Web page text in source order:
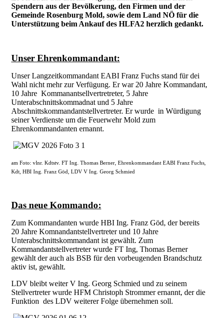
Spendern aus der Bevölkerung, den Firmen und der
Gemeinde Rosenburg Mold, sowie dem Land NÖ für die
Unterstützung beim Ankauf des HLFA2 herzlich gedankt.
Unser Ehrenkommandant:
Unser Langzeitkommandant EABI Franz Fuchs stand für dei
Wahl nicht mehr zur Verfügung. Er war 20 Jahre Kommandant,
10 Jahre Kommanantsellvertretreter, 5 Jahre
Unterabschnittskommadnat und 5 Jahre
Abschnittskommandantstellvertreter. Er wurde in Würdigung
seiner Verdienste um die Feuerwehr Mold zum
Ehrenkommandanten ernannt.
am Foto: vlnr. Kdtstv. FT Ing. Thomas Berner, Ehrenkommandant EABI Franz Fuchs,
Kdt, HBI Ing. Franz Göd, LDV V Ing. Georg Schmied
Das neue Kommando:
Zum Kommandanten wurde HBI Ing. Franz Göd, der bereits
20 Jahre Komnandantstellvertreter und 10 Jahre
Unterabschnittskommandant ist gewählt. Zum
Kommandantstellvertreter wurde FT Ing, Thomas Berner
gewählt der auch als BSB für den vorbeugenden Brandschutz
aktiv ist, gewählt.
LDV bleibt weiter V Ing. Georg Schmied und zu seinem
Stellvertreter wurde HFM Christoph Strommer ernannt, der die
Funktion des LDV weiterer Folge übernehmen soll.